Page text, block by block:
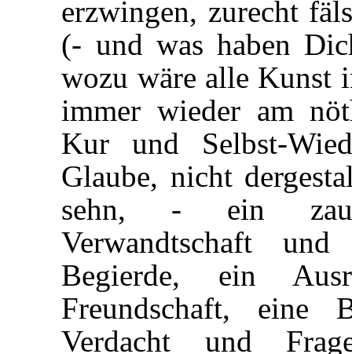
erzwingen, zurecht
(- und was haben
wozu wäre alle Kunst
immer wieder am
Kur und Selbst-
Glaube, nicht
sehn, - ein
Verwandtschaft
Begierde, ein
Freundschaft, eine
Verdacht und